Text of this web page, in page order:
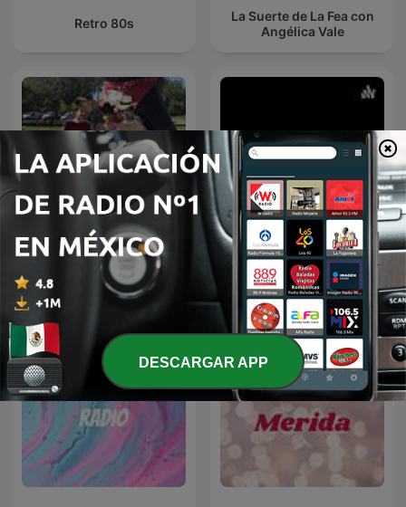
Retro 80s
La Suerte de La Fea con
Angélica Vale
El Bueno,El Malo y El Feo
Cuernavaca Life Y Sus
Personajes
DESCARGAR APP